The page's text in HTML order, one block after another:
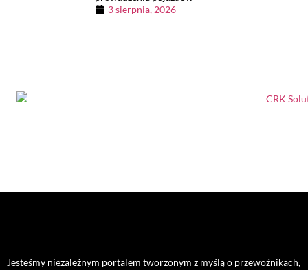
3 sierpnia, 2026
Jesteśmy niezależnym portalem tworzonym z myślą o przewoźnikach,